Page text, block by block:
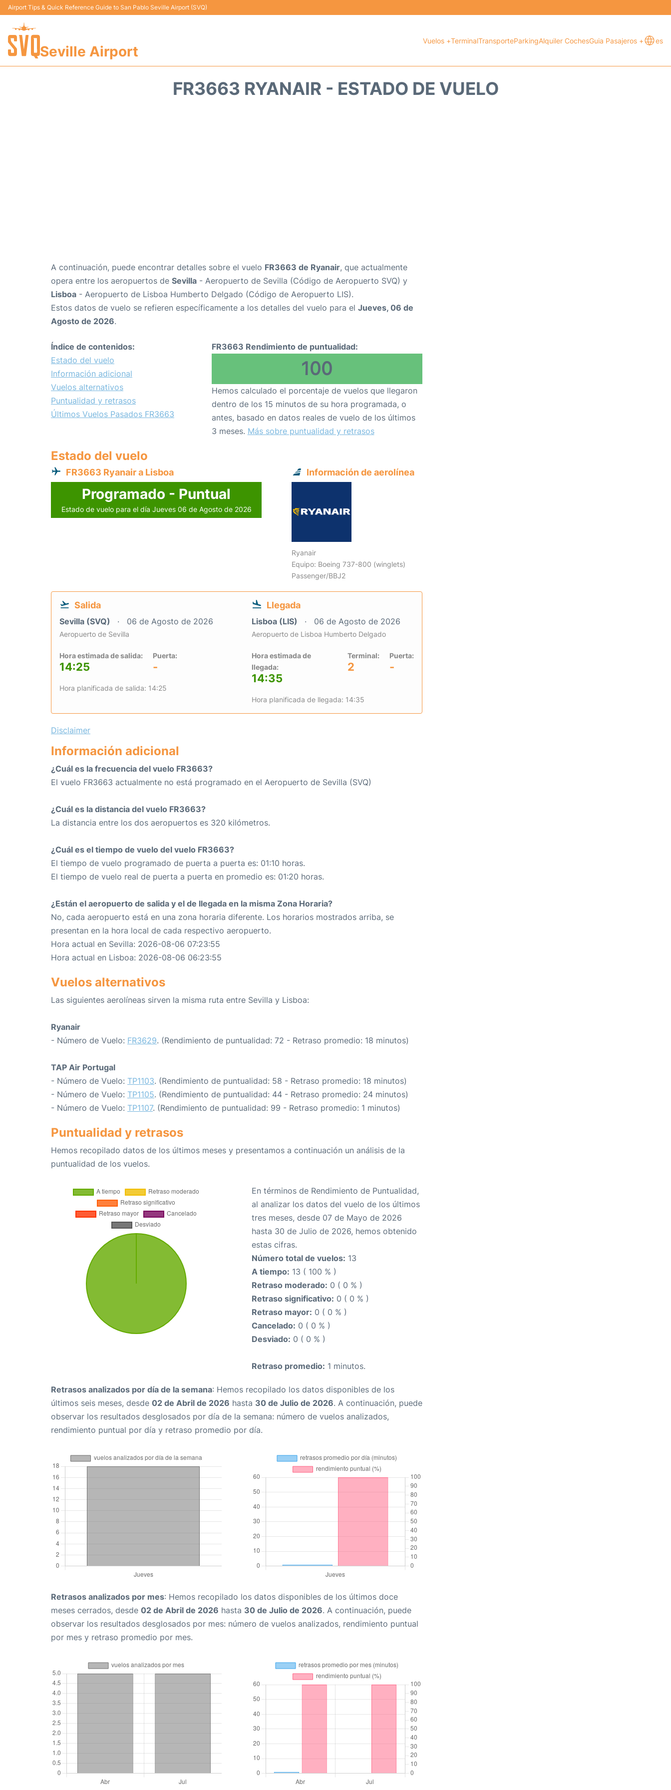
Airport Tips & Quick Reference Guide to San Pablo Seville Airport (SVQ)
Seville Airport
Vuelos +TerminalTransporteParkingAlquiler CochesGuia Pasajeros + es
FR3663 RYANAIR - ESTADO DE VUELO
A continuación, puede encontrar detalles sobre el vuelo FR3663 de Ryanair, que actualmente
opera entre los aeropuertos de Sevilla - Aeropuerto de Sevilla (Código de Aeropuerto SVQ) y
Lisboa - Aeropuerto de Lisboa Humberto Delgado (Código de Aeropuerto LIS).
Estos datos de vuelo se refieren específicamente a los detalles del vuelo para el Jueves, 06 de
Agosto de 2026.
Índice de contenidos:
Estado del vuelo
Información adicional
Vuelos alternativos
Puntualidad y retrasos
Últimos Vuelos Pasados FR3663
FR3663 Rendimiento de puntualidad:
100
Hemos calculado el porcentaje de vuelos que llegaron
dentro de los 15 minutos de su hora programada, o
antes, basado en datos reales de vuelo de los últimos
3 meses. Más sobre puntualidad y retrasos
Estado del vuelo
FR3663 Ryanair a Lisboa
Programado - Puntual
Estado de vuelo para el día Jueves 06 de Agosto de 2026
Información de aerolínea
Ryanair
Equipo: Boeing 737-800 (winglets)
Passenger/BBJ2
Salida
Sevilla (SVQ) 06 de Agosto de 2026
Aeropuerto de Sevilla
Hora estimada de salida:
14:25
Puerta:
-
Hora planificada de salida: 14:25
Llegada
Lisboa (LIS) 06 de Agosto de 2026
Aeropuerto de Lisboa Humberto Delgado
Hora estimada de
llegada:
14:35
Terminal:
2
Puerta:
-
Hora planificada de llegada: 14:35
Disclaimer
Información adicional
¿Cuál es la frecuencia del vuelo FR3663?
El vuelo FR3663 actualmente no está programado en el Aeropuerto de Sevilla (SVQ)
¿Cuál es la distancia del vuelo FR3663?
La distancia entre los dos aeropuertos es 320 kilómetros.
¿Cuál es el tiempo de vuelo del vuelo FR3663?
El tiempo de vuelo programado de puerta a puerta es: 01:10 horas.
El tiempo de vuelo real de puerta a puerta en promedio es: 01:20 horas.
¿Están el aeropuerto de salida y el de llegada en la misma Zona Horaria?
No, cada aeropuerto está en una zona horaria diferente. Los horarios mostrados arriba, se
presentan en la hora local de cada respectivo aeropuerto.
Hora actual en Sevilla: 2026-08-06 07:23:55
Hora actual en Lisboa: 2026-08-06 06:23:55
Vuelos alternativos
Las siguientes aerolíneas sirven la misma ruta entre Sevilla y Lisboa:
Ryanair
- Número de Vuelo: FR3629. (Rendimiento de puntualidad: 72 - Retraso promedio: 18 minutos)
TAP Air Portugal
- Número de Vuelo: TP1103. (Rendimiento de puntualidad: 58 - Retraso promedio: 18 minutos)
- Número de Vuelo: TP1105. (Rendimiento de puntualidad: 44 - Retraso promedio: 24 minutos)
- Número de Vuelo: TP1107. (Rendimiento de puntualidad: 99 - Retraso promedio: 1 minutos)
Puntualidad y retrasos
Hemos recopilado datos de los últimos meses y presentamos a continuación un análisis de la
puntualidad de los vuelos.
En términos de Rendimiento de Puntualidad,
al analizar los datos del vuelo de los últimos
tres meses, desde 07 de Mayo de 2026
hasta 30 de Julio de 2026, hemos obtenido
estas cifras.
Número total de vuelos: 13
A tiempo: 13 ( 100 % )
Retraso moderado: 0 ( 0 % )
Retraso significativo: 0 ( 0 % )
Retraso mayor: 0 ( 0 % )
Cancelado: 0 ( 0 % )
Desviado: 0 ( 0 % )
Retraso promedio: 1 minutos.
Retrasos analizados por día de la semana: Hemos recopilado los datos disponibles de los
últimos seis meses, desde 02 de Abril de 2026 hasta 30 de Julio de 2026. A continuación, puede
observar los resultados desglosados por día de la semana: número de vuelos analizados,
rendimiento puntual por día y retraso promedio por día.
Retrasos analizados por mes: Hemos recopilado los datos disponibles de los últimos doce
meses cerrados, desde 02 de Abril de 2026 hasta 30 de Julio de 2026. A continuación, puede
observar los resultados desglosados por mes: número de vuelos analizados, rendimiento puntual
por mes y retraso promedio por mes.